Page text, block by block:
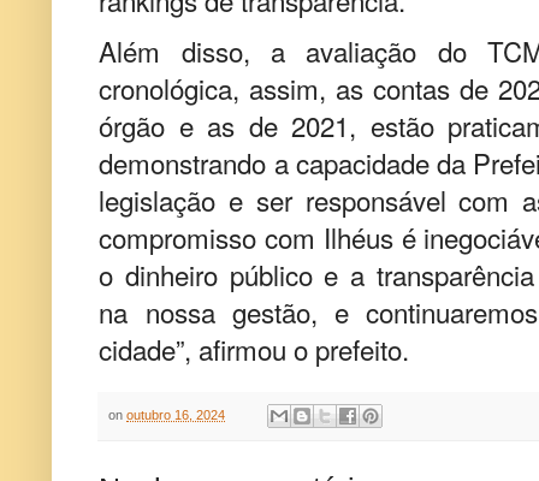
Além disso, a avaliação do
cronológica, assim, as contas de
órgão e as de 2021, estão
demonstrando a capacidade da
legislação e ser responsável com
compromisso com Ilhéus é
o dinheiro público e a
na nossa gestão, e
cidade”, afirmou o prefeito.
onoutubro 16, 2024